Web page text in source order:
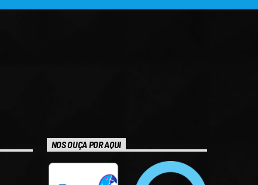
NOS OUÇA POR AQUI